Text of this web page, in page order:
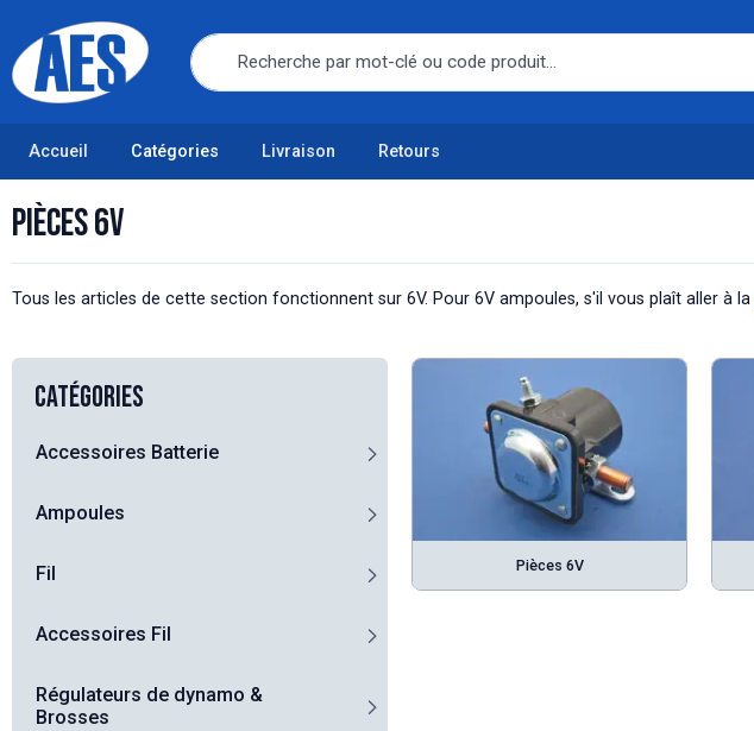
Accueil Catégories Livraison Retours
Pièces 6V
Tous les articles de cette section fonctionnent sur 6V. Pour 6V ampoules, s'il vous plaît aller à la
Catégories
Accessoires Batterie
Ampoules
Fil
Accessoires Fil
Régulateurs de dynamo &
Brosses
Pièces 6V